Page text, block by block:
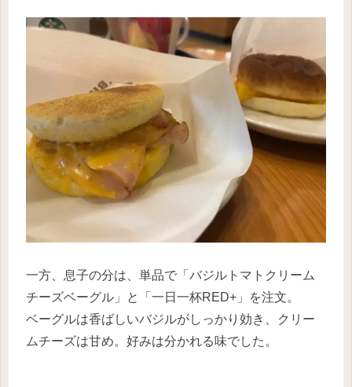
一方、息子の分は、単品で「バジルトマトクリーム
チーズベーグル」と「一日一杯RED+」を注文。
ベーグルは香ばしいバジルがしっかり効き、クリー
ムチーズは甘め。好みは分かれる味でした。